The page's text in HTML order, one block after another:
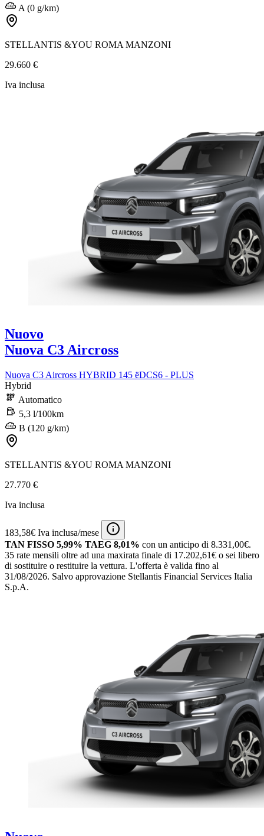
A (0 g/km)
STELLANTIS &YOU ROMA MANZONI
29.660 €
Iva inclusa
Nuovo
Nuova C3 Aircross
Nuova C3 Aircross HYBRID 145 ëDCS6 - PLUS
Hybrid
Automatico
5,3 l/100km
B (120 g/km)
STELLANTIS &YOU ROMA MANZONI
27.770 €
Iva inclusa
183,58€ Iva inclusa/mese
TAN FISSO 5,99% TAEG 8,01% con un anticipo di 8.331,00€.
35 rate mensili oltre ad una maxirata finale di 17.202,61€ o sei libero
di sostituire o restituire la vettura. L'offerta è valida fino al
31/08/2026. Salvo approvazione Stellantis Financial Services Italia
S.p.A.